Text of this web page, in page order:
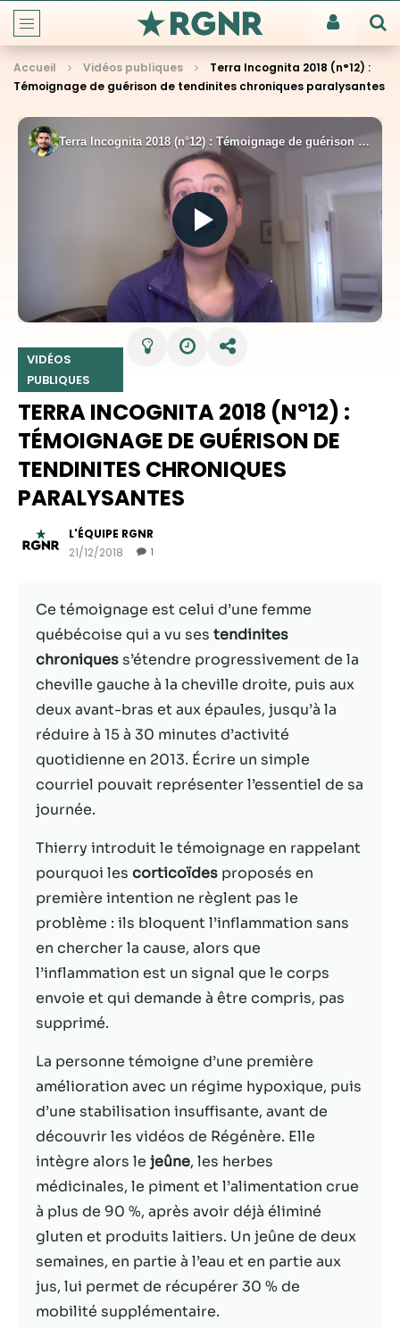
Accueil Vidéos publiques
Terra Incognita 2018 (n°12) :
Témoignage de guérison de tendinites chroniques paralysantes
VIDÉOS
PUBLIQUES
TERRA INCOGNITA 2018 (N°12) :
TÉMOIGNAGE DE GUÉRISON DE
TENDINITES CHRONIQUES
PARALYSANTES
L'ÉQUIPE RGNR
21/12/2018
1
Ce témoignage est celui d’une femme
québécoise qui a vu ses tendinites
chroniques s’étendre progressivement de la
cheville gauche à la cheville droite, puis aux
deux avant-bras et aux épaules, jusqu’à la
réduire à 15 à 30 minutes d’activité
quotidienne en 2013. Écrire un simple
courriel pouvait représenter l’essentiel de sa
journée.
Thierry introduit le témoignage en rappelant
pourquoi les corticoïdes proposés en
première intention ne règlent pas le
problème : ils bloquent l’inflammation sans
en chercher la cause, alors que
l’inflammation est un signal que le corps
envoie et qui demande à être compris, pas
supprimé.
La personne témoigne d’une première
amélioration avec un régime hypoxique, puis
d’une stabilisation insuffisante, avant de
découvrir les vidéos de Régénère. Elle
intègre alors le jeûne, les herbes
médicinales, le piment et l’alimentation crue
à plus de 90 %, après avoir déjà éliminé
gluten et produits laitiers. Un jeûne de deux
semaines, en partie à l’eau et en partie aux
jus, lui permet de récupérer 30 % de
mobilité supplémentaire.
Nécessaire
Ces cookies ne
sont pas
facultatifs. Ils
sont
nécessaires au
fonctionnement
du site Web.
Afin que nous
puissions
améliorer la
fonctionnalité
et la structure
du site Web,
en fonction
de la façon
dont le site
Experience
Afin que notre
site Web
fonctionne
aussi bien que
possible lors
de votre visite.
Si vous refusez
ces cookies,
certaines
fonctionnalités